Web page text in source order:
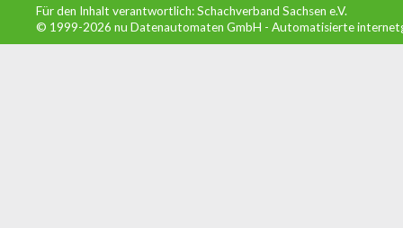
Für den Inhalt verantwortlich: Schachverband Sachsen e.V.
© 1999-2026 nu Datenautomaten GmbH - Automatisierte